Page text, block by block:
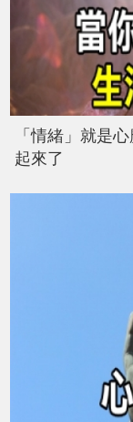
「情緒」就是
起來了